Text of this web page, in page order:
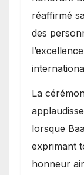
réaffirmé
des
​La
lorsque
exprimant
honneur